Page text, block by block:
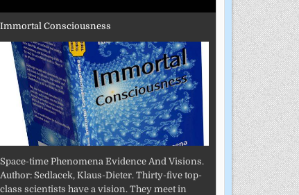
Immortal Consciousness
Space-time Phenomena Evidence And Visions.
Author: Sedlacek, Klaus-Dieter. Thirty-five top-
class scientists have a vision. They meet in